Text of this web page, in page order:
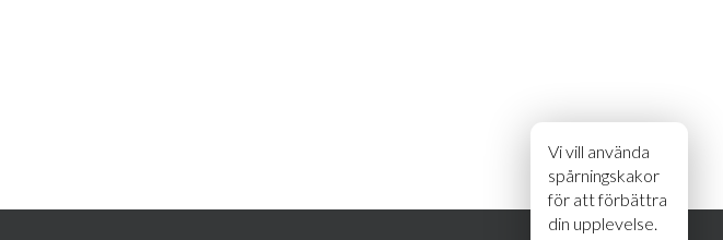
Vi vill använda
spårningskakor
för att förbättra
din upplevelse.